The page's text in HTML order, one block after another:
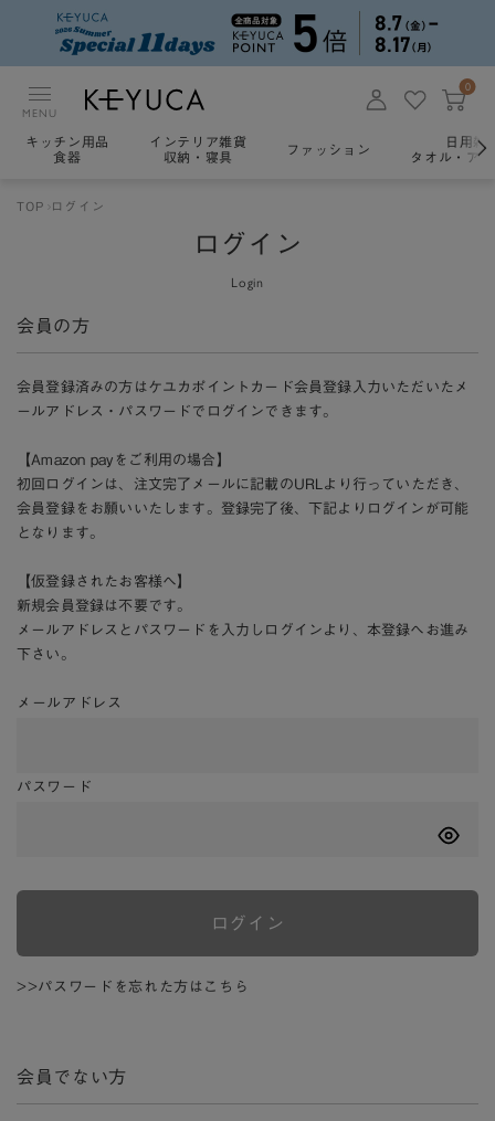
MENU
0
キッチン用品
食器
インテリア雑貨
収納・寝具
ファッション
日用雑
タオル・ア
TOP ログイン
ログイン
Login
会員の方
会員登録済みの方はケユカポイントカード会員登録入力いただいたメ
ールアドレス・パスワードでログインできます。
【Amazon payをご利用の場合】
初回ログインは、注文完了メールに記載のURLより行っていただき、
会員登録をお願いいたします。登録完了後、下記よりログインが可能
となります。
【仮登録されたお客様へ】
新規会員登録は不要です。
メールアドレスとパスワードを入力しログインより、本登録へお進み
下さい。
メールアドレス
パスワード
ログイン
>>パスワードを忘れた方はこちら
会員でない方